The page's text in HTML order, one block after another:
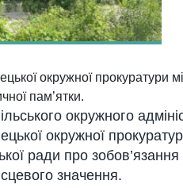
окружної прокуратури
пам’ятки.
окружного
окружної
ради про
значення.